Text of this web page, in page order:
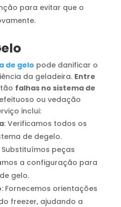
para evitar que o
de gelo pode danificar o
da geladeira. Entre
falhas no sistema de
ou vedação
inclui:
: Verificamos todos os
de degelo.
Substituímos peças
a configuração para
gelo.
: Fornecemos orientações
freezer, ajudando a